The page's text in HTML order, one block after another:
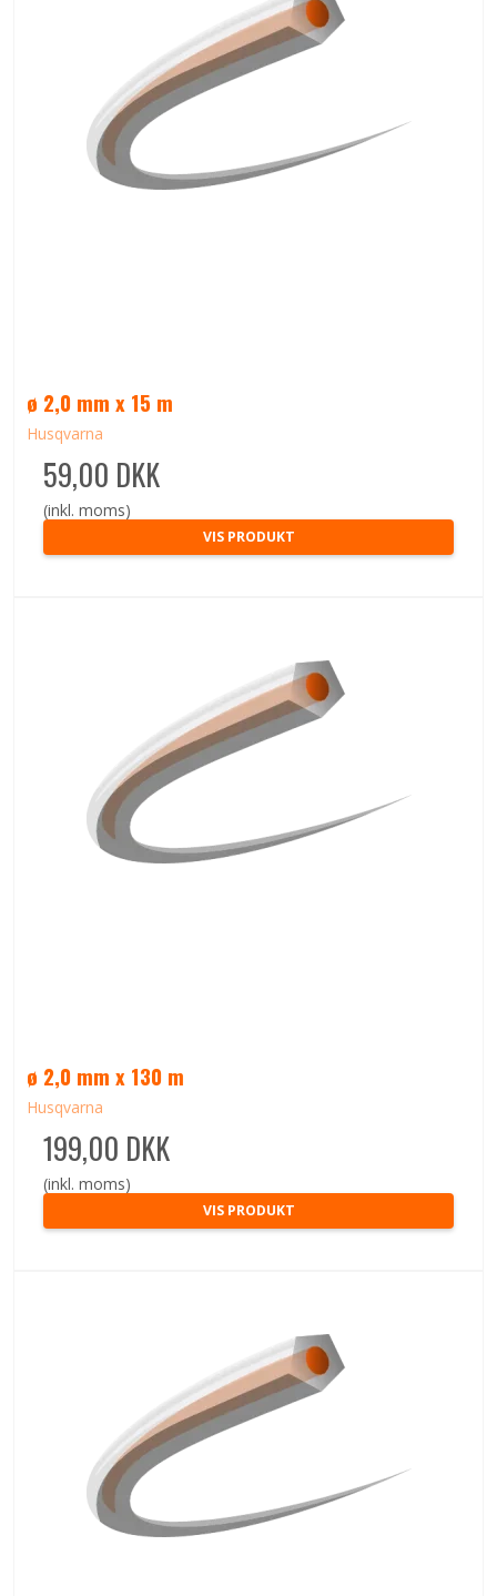
ø 2,0 mm x 15 m
Husqvarna
59,00 DKK
(inkl. moms)
VIS PRODUKT
ø 2,0 mm x 130 m
Husqvarna
199,00 DKK
(inkl. moms)
VIS PRODUKT